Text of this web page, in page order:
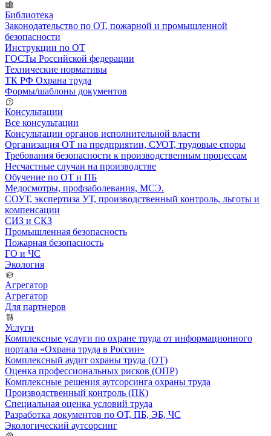
Библиотека
Законодательство по ОТ, пожарной и промышленной
безопасности
Инструкции по ОТ
ГОСТы Российской федерации
Технические нормативы
ТК РФ Охрана труда
Формы/шаблоны документов
Консультации
Все консультации
Консультации органов исполнительной власти
Организация ОТ на предприятии, СУОТ, трудовые споры
Требования безопасности к производственным процессам
Несчастные случаи на производстве
Обучение по ОТ и ПБ
Медосмотры, профзаболевания, МСЭ.
СОУТ, экспертиза УТ, производственный контроль, льготы и
компенсации
СИЗ и СКЗ
Промышленная безопасность
Пожарная безопасность
ГО и ЧС
Экология
Агрегатор
Агрегатор
Для партнеров
Услуги
Комплексные услуги по охране труда от информационного
портала «Охрана труда в России»
Комплексный аудит охраны труда (ОТ)
Оценка профессиональных рисков (ОПР)
Комплексные решения аутсорсинга охраны труда
Производственный контроль (ПК)
Специальная оценка условий труда
Разработка документов по ОТ, ПБ, ЭБ, ЧС
Экологический аутсорсинг